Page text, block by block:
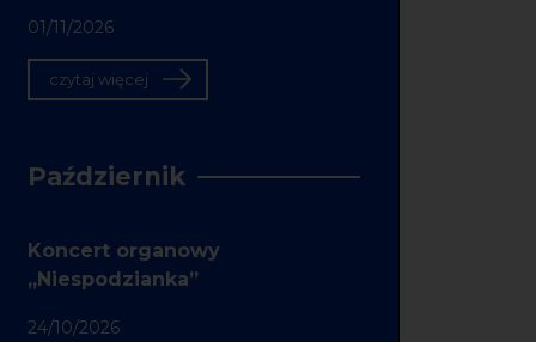
01/11/2026
czytaj więcej
Październik
Koncert organowy
„Niespodzianka”
24/10/2026